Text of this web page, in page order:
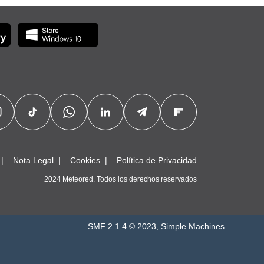
Nota Legal Cookies Política de Privacidad
2024 Meteored. Todos los derechos reservados
SMF 2.1.4 © 2023, Simple Machines